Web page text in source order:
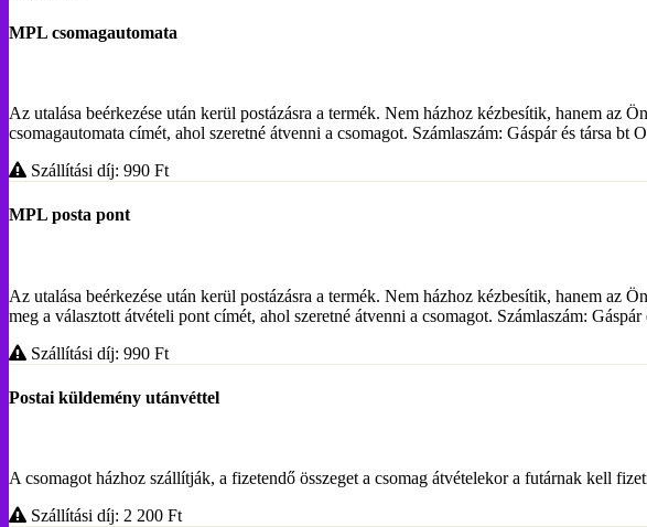
MPL csomagautomata
Az utalása beérkezése után kerül postázásra a termék. Nem házhoz kézbesítik, hanem az
csomagautomata címét, ahol szeretné átvenni a csomagot. Számlaszám: Gáspár és társa bt
Szállítási díj: 990 Ft
MPL posta pont
Az utalása beérkezése után kerül postázásra a termék. Nem házhoz kézbesítik, hanem
meg a választott átvételi pont címét, ahol szeretné átvenni a csomagot. Számlaszám:
Szállítási díj: 990 Ft
Postai küldemény utánvéttel
A csomagot házhoz szállítják, a fizetendő összeget a csomag átvételekor a futárnak kell
Szállítási díj: 2 200 Ft